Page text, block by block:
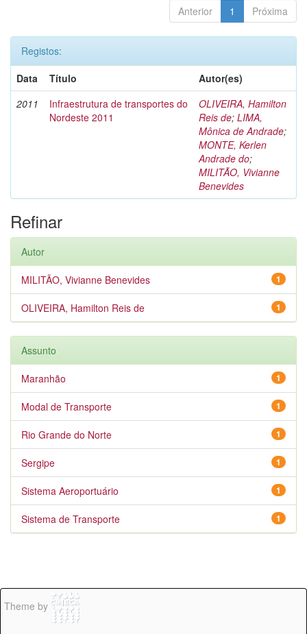
Anterior 1 Próxima
Registos:
Data
Título
Autor(es)
2011
Infraestrutura de transportes do
Nordeste 2011
OLIVEIRA, Hamilton
Reis de; LIMA,
Mônica de Andrade;
MONTE, Kerlen
Andrade do;
MILITÃO, Vivianne
Benevides
Refinar
Autor
1
MILITÃO, Vivianne Benevides
1
OLIVEIRA, Hamilton Reis de
Assunto
1
Maranhão
1
Modal de Transporte
1
Rio Grande do Norte
1
Sergipe
1
Sistema Aeroportuário
1
Sistema de Transporte
Theme by